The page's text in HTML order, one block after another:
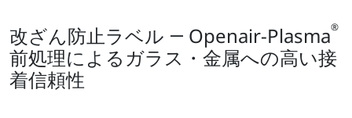
改ざん防止ラベル ― Openair-Plasma®
前処理によるガラス・金属への高い接
着信頼性